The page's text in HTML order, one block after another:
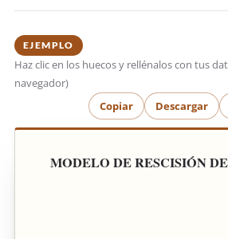
EJEMPLO
Haz clic en los huecos y rellénalos con tus
navegador)
Copiar
Descargar
MODELO DE RESCISIÓN